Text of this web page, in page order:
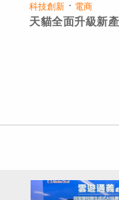
科技創新 · 電商
天貓全面升級新